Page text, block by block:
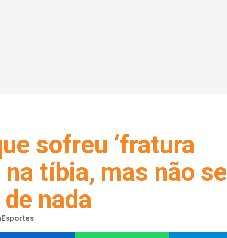
sofreu ‘fratura
na tíbia, mas não se
nada
Esportes